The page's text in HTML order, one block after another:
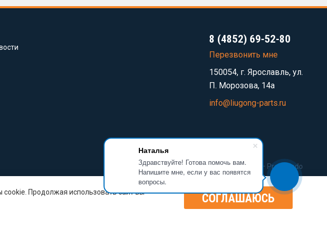
Наталья
Здравствуйте! Готова помочь вам.
Напишите мне, если у вас появятся
вопросы.
8 (4852) 69-52-80
Перезвонить мне
150054, г. Ярославль, ул.
П. Морозова, 14а
info@liugong-parts.ru
Разработка сайта — Prominado
Продолжая использовать сайт вы
СОГЛАШАЮСЬ